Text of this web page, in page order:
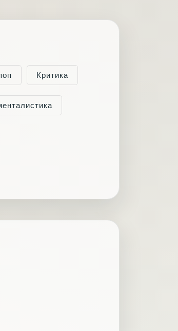
Критика